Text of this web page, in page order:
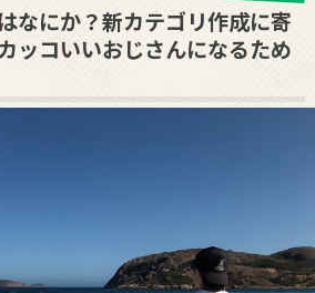
なにか？新カテゴリ作成に寄
ッコいいおじさんになるため